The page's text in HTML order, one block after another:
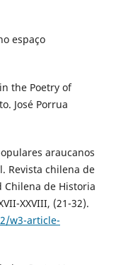
espaço
the Poetry of
José Porrua
araucanos
Revista chilena de
Chilena de Historia
XXVIII, (21-32).
w3-article-